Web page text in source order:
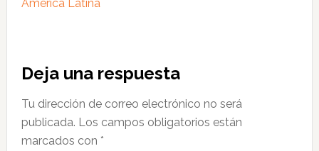
América Latina
Interacciones
con
los
lectores
Deja una respuesta
Tu dirección de correo electrónico no será
publicada. Los campos obligatorios están
marcados con *